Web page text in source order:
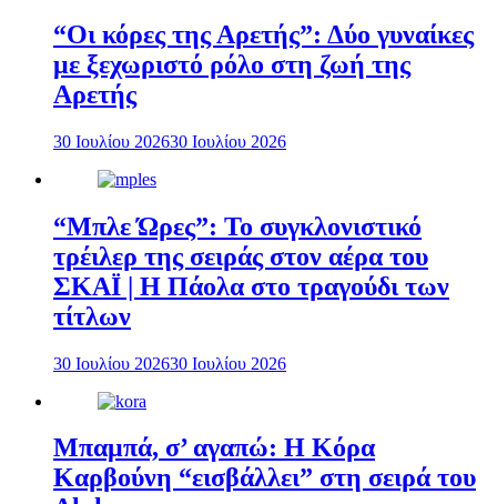
“Οι κόρες της Αρετής”: Δύο γυναίκες
με ξεχωριστό ρόλο στη ζωή της
Αρετής
30 Ιουλίου 202630 Ιουλίου 2026
“Μπλε Ώρες”: Το συγκλονιστικό
τρέιλερ της σειράς στον αέρα του
ΣΚΑΪ | Η Πάολα στο τραγούδι των
τίτλων
30 Ιουλίου 202630 Ιουλίου 2026
Μπαμπά, σ’ αγαπώ: Η Κόρα
Καρβούνη “εισβάλλει” στη σειρά του